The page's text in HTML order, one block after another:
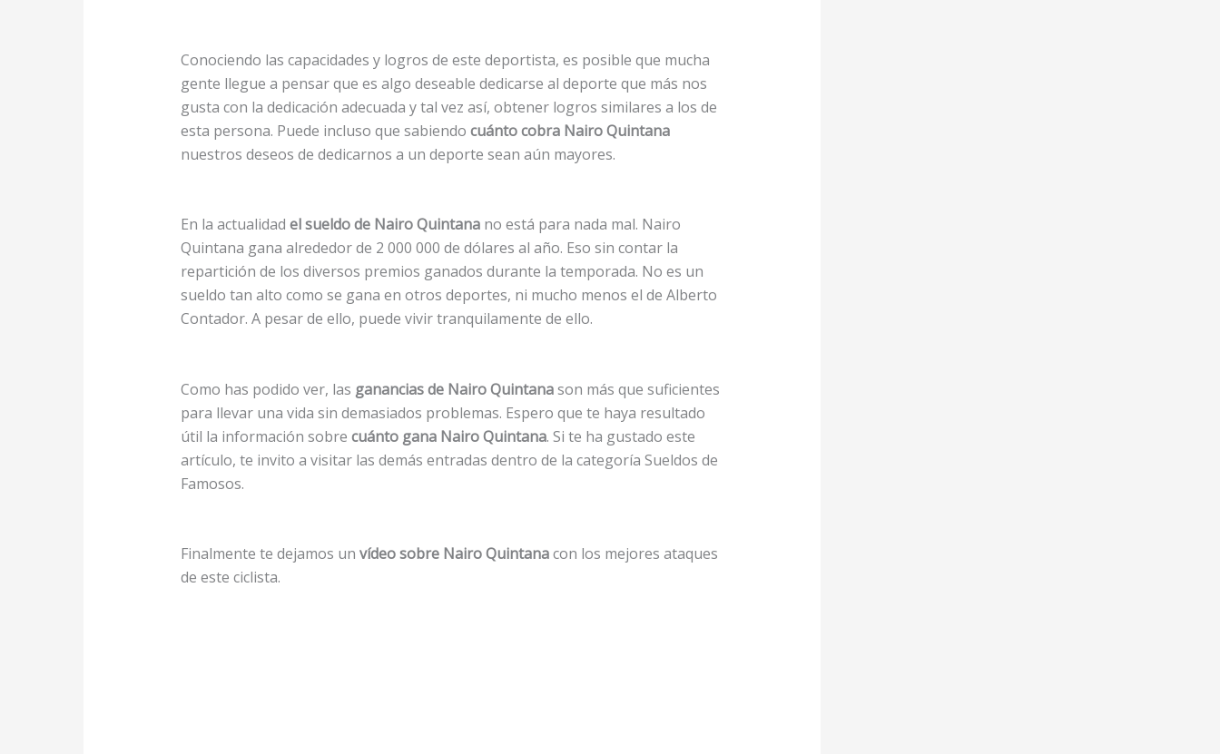
Conociendo las capacidades y logros de este deportista, es posible que mucha
gente llegue a pensar que es algo deseable dedicarse al deporte que más nos
gusta con la dedicación adecuada y tal vez así, obtener logros similares a los de
esta persona. Puede incluso que sabiendo cuánto cobra Nairo Quintana
nuestros deseos de dedicarnos a un deporte sean aún mayores.
En la actualidad el sueldo de Nairo Quintanano está para nada mal. Nairo
Quintana gana alrededor de 2 000 000 de dólares al año. Eso sin contar la
repartición de los diversos premios ganados durante la temporada. No es un
sueldo tan alto como se gana en otros deportes, ni mucho menos el de Alberto
Contador. A pesar de ello, puede vivir tranquilamente de ello.
Como has podido ver, las ganancias de Nairo Quintanason más que suficientes
para llevar una vida sin demasiados problemas. Espero que te haya resultado
útil la información sobre cuánto gana Nairo Quintana. Si te ha gustado este
artículo, te invito a visitar las demás entradas dentro de la categoría Sueldos de
Famosos.
Finalmente te dejamos un vídeo sobre Nairo Quintanacon los mejores ataques
de este ciclista.